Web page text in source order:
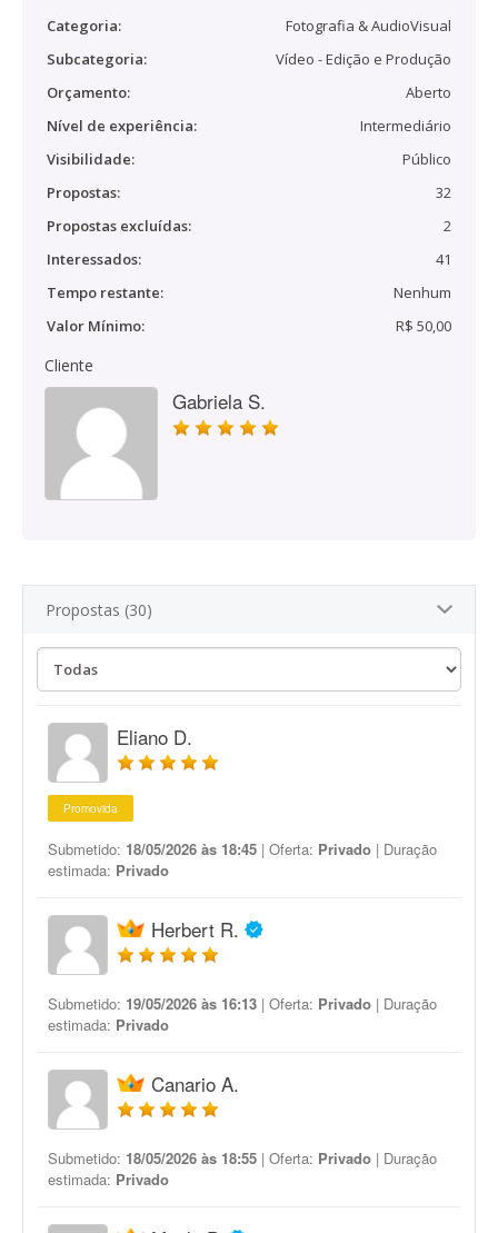
Categoria:
Fotografia & AudioVisual
Subcategoria:
Vídeo - Edição e Produção
Orçamento:
Aberto
Nível de experiência:
Intermediário
Visibilidade:
Público
Propostas:
32
Propostas excluídas:
2
Interessados:
41
Tempo restante:
Nenhum
Valor Mínimo:
R$ 50,00
Cliente
Gabriela S.
Propostas (30)
Eliano D.
Promovida
Submetido: 18/05/2026 às 18:45 | Oferta: Privado | Duração
estimada: Privado
Herbert R.
Submetido: 19/05/2026 às 16:13 | Oferta: Privado | Duração
estimada: Privado
Canario A.
Submetido: 18/05/2026 às 18:55 | Oferta: Privado | Duração
estimada: Privado